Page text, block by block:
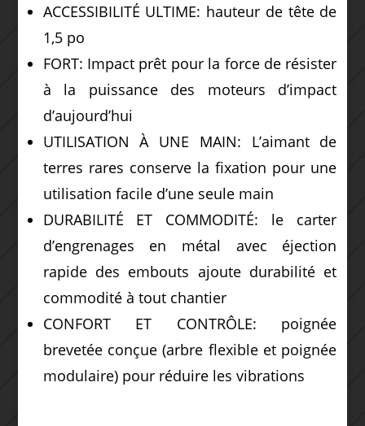
ACCESSIBILITÉ ULTIME: hauteur de tête de
1,5 po
FORT: Impact prêt pour la force de résister
à la puissance des moteurs d’impact
d’aujourd’hui
UTILISATION À UNE MAIN: L’aimant de
terres rares conserve la fixation pour une
utilisation facile d’une seule main
DURABILITÉ ET COMMODITÉ: le carter
d’engrenages en métal avec éjection
rapide des embouts ajoute durabilité et
commodité à tout chantier
CONFORT ET CONTRÔLE: poignée
brevetée conçue (arbre flexible et poignée
modulaire) pour réduire les vibrations